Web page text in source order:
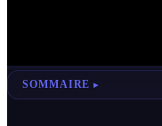
SOMMAIRE